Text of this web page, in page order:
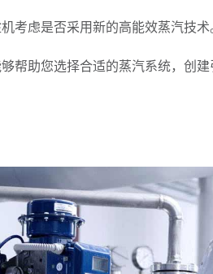
考虑是否采用新的高能效蒸汽技术
帮助您选择合适的蒸汽系统，创